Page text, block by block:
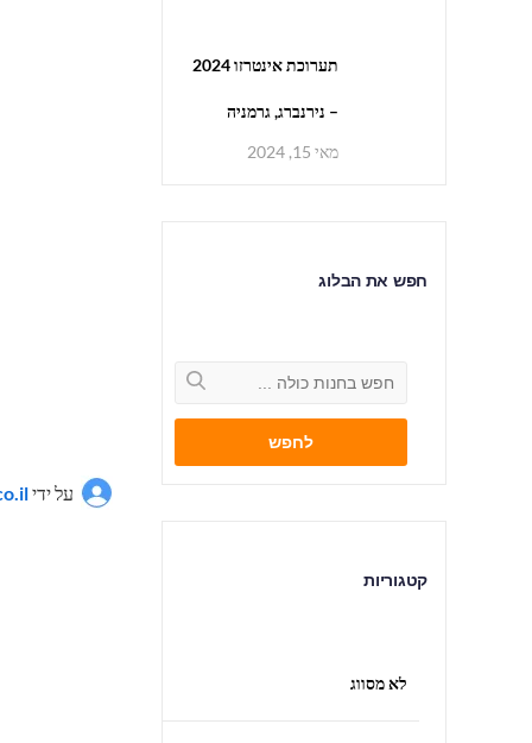
תערוכת אינטרזו 2024
– נירנברג, גרמניה
מאי 15, 2024
חפש את הבלוג
לחפש
קטגוריות
לא מסווג
על ידי